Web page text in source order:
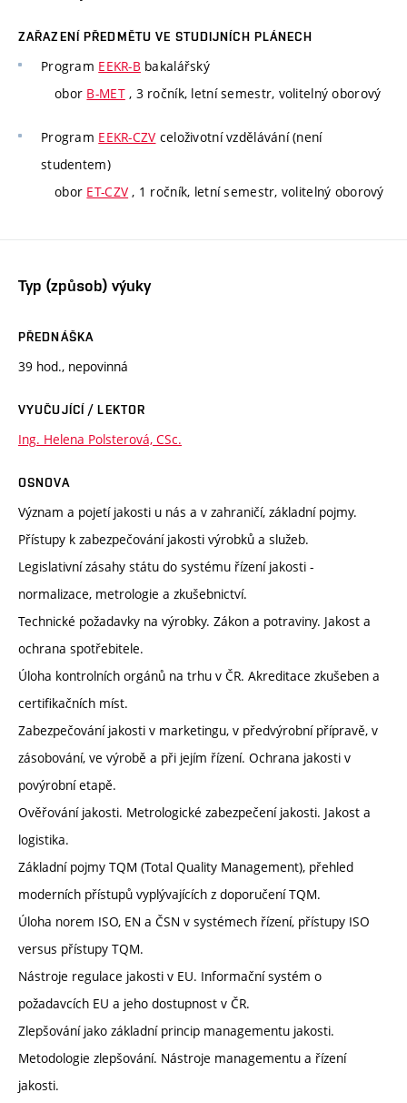
ZAŘAZENÍ PŘEDMĚTU VE STUDIJNÍCH PLÁNECH
Program EEKR-B bakalářský
obor B-MET, 3 ročník, letní semestr, volitelný oborový
Program EEKR-CZV celoživotní vzdělávání (není
studentem)
obor ET-CZV , 1 ročník, letní semestr, volitelný oborový
Typ (způsob) výuky
PŘEDNÁŠKA
39 hod., nepovinná
VYUČUJÍCÍ / LEKTOR
Ing. Helena Polsterová, CSc.
OSNOVA
Význam a pojetí jakosti u nás a v zahraničí, základní pojmy.
Přístupy k zabezpečování jakosti výrobků a služeb.
Legislativní zásahy státu do systému řízení jakosti -
normalizace, metrologie a zkušebnictví.
Technické požadavky na výrobky. Zákon a potraviny. Jakost a
ochrana spotřebitele.
Úloha kontrolních orgánů na trhu v ČR. Akreditace zkušeben a
certifikačních míst.
Zabezpečování jakosti v marketingu, v předvýrobní přípravě, v
zásobování, ve výrobě a při jejím řízení. Ochrana jakosti v
povýrobní etapě.
Ověřování jakosti. Metrologické zabezpečení jakosti. Jakost a
logistika.
Základní pojmy TQM (Total Quality Management), přehled
moderních přístupů vyplývajících z doporučení TQM.
Úloha norem ISO, EN a ČSN v systémech řízení, přístupy ISO
versus přístupy TQM.
Nástroje regulace jakosti v EU. Informační systém o
požadavcích EU a jeho dostupnost v ČR.
Zlepšování jako základní princip managementu jakosti.
Metodologie zlepšování. Nástroje managementu a řízení
jakosti.